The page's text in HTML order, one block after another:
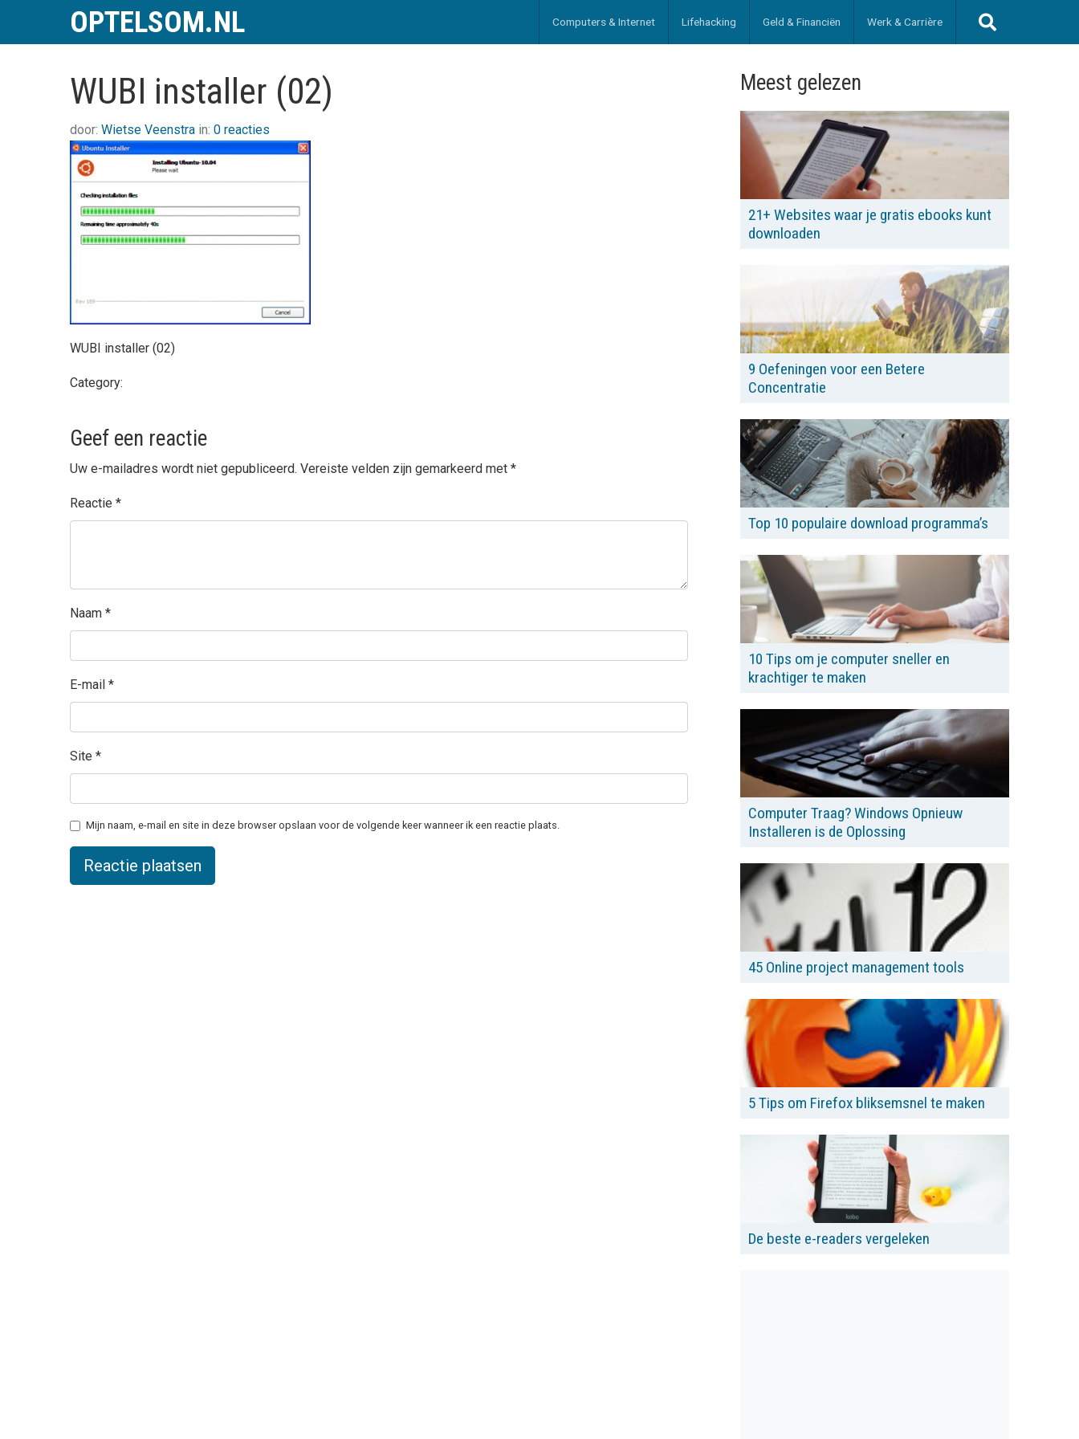
OPTELSOM.NL Computers & Internet Lifehacking Geld & Financiën Werk & Carrière
WUBI installer (02)
door: Wietse Veenstra in: 0 reacties
WUBI installer (02)
Category:
Geef een reactie
Uw e-mailadres wordt niet gepubliceerd. Vereiste velden zijn gemarkeerd met *
Reactie *
Naam *
E-mail *
Site *
Mijn naam, e-mail en site in deze browser opslaan voor de volgende keer wanneer ik een reactie plaats.
Meest gelezen
21+ Websites waar je gratis ebooks kunt
downloaden
9 Oefeningen voor een Betere
Concentratie
Top 10 populaire download programma’s
10 Tips om je computer sneller en
krachtiger te maken
Computer Traag? Windows Opnieuw
Installeren is de Oplossing
45 Online project management tools
5 Tips om Firefox bliksemsnel te maken
De beste e-readers vergeleken